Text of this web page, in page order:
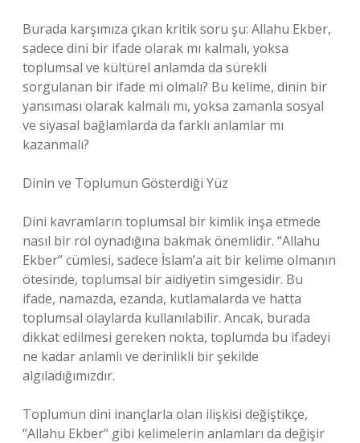
Burada karşımıza çıkan kritik soru şu: Allahu Ekber,
sadece dini bir ifade olarak mı kalmalı, yoksa
toplumsal ve kültürel anlamda da sürekli
sorgulanan bir ifade mi olmalı? Bu kelime, dinin bir
yansıması olarak kalmalı mı, yoksa zamanla sosyal
ve siyasal bağlamlarda da farklı anlamlar mı
kazanmalı?
Dinin ve Toplumun Gösterdiği Yüz
Dini kavramların toplumsal bir kimlik inşa etmede
nasıl bir rol oynadığına bakmak önemlidir. “Allahu
Ekber” cümlesi, sadece İslam’a ait bir kelime olmanın
ötesinde, toplumsal bir aidiyetin simgesidir. Bu
ifade, namazda, ezanda, kutlamalarda ve hatta
toplumsal olaylarda kullanılabilir. Ancak, burada
dikkat edilmesi gereken nokta, toplumda bu ifadeyi
ne kadar anlamlı ve derinlikli bir şekilde
algıladığımızdır.
Toplumun dini inançlarla olan ilişkisi değiştikçe,
“Allahu Ekber” gibi kelimelerin anlamları da değişir